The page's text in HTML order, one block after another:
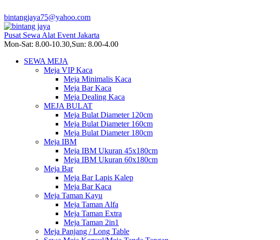
bintangjaya75@yahoo.com
Pusat Sewa Alat Event Jakarta
Mon-Sat: 8.00-10.30,Sun: 8.00-4.00
SEWA MEJA
Meja VIP Kaca
Meja Minimalis Kaca
Meja Bar Kaca
Meja Dealing Kaca
MEJA BULAT
Meja Bulat Diameter 120cm
Meja Bulat Diameter 160cm
Meja Bulat Diameter 180cm
Meja IBM
Meja IBM Ukuran 45x180cm
Meja IBM Ukuran 60x180cm
Meja Bar
Meja Bar Lapis Kalep
Meja Bar Kaca
Meja Taman Kayu
Meja Taman Alfa
Meja Taman Extra
Meja Taman 2in1
Meja Panjang / Long Table